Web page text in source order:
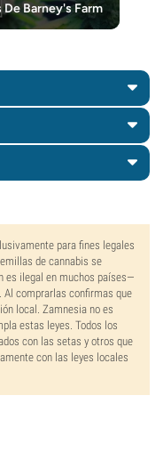
De Barney's Farm
para fines legales
de cannabis se
es ilegal en muchos países—
Al comprarlas confirmas que
local. Zamnesia no es
estas leyes. Todos los
con las setas y otros que
con las leyes locales